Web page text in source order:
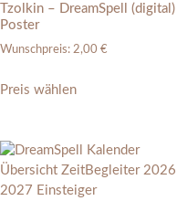
Tzolkin – DreamSpell (digital) |
Poster
Wunschpreis: 2,00 €
Preis wählen